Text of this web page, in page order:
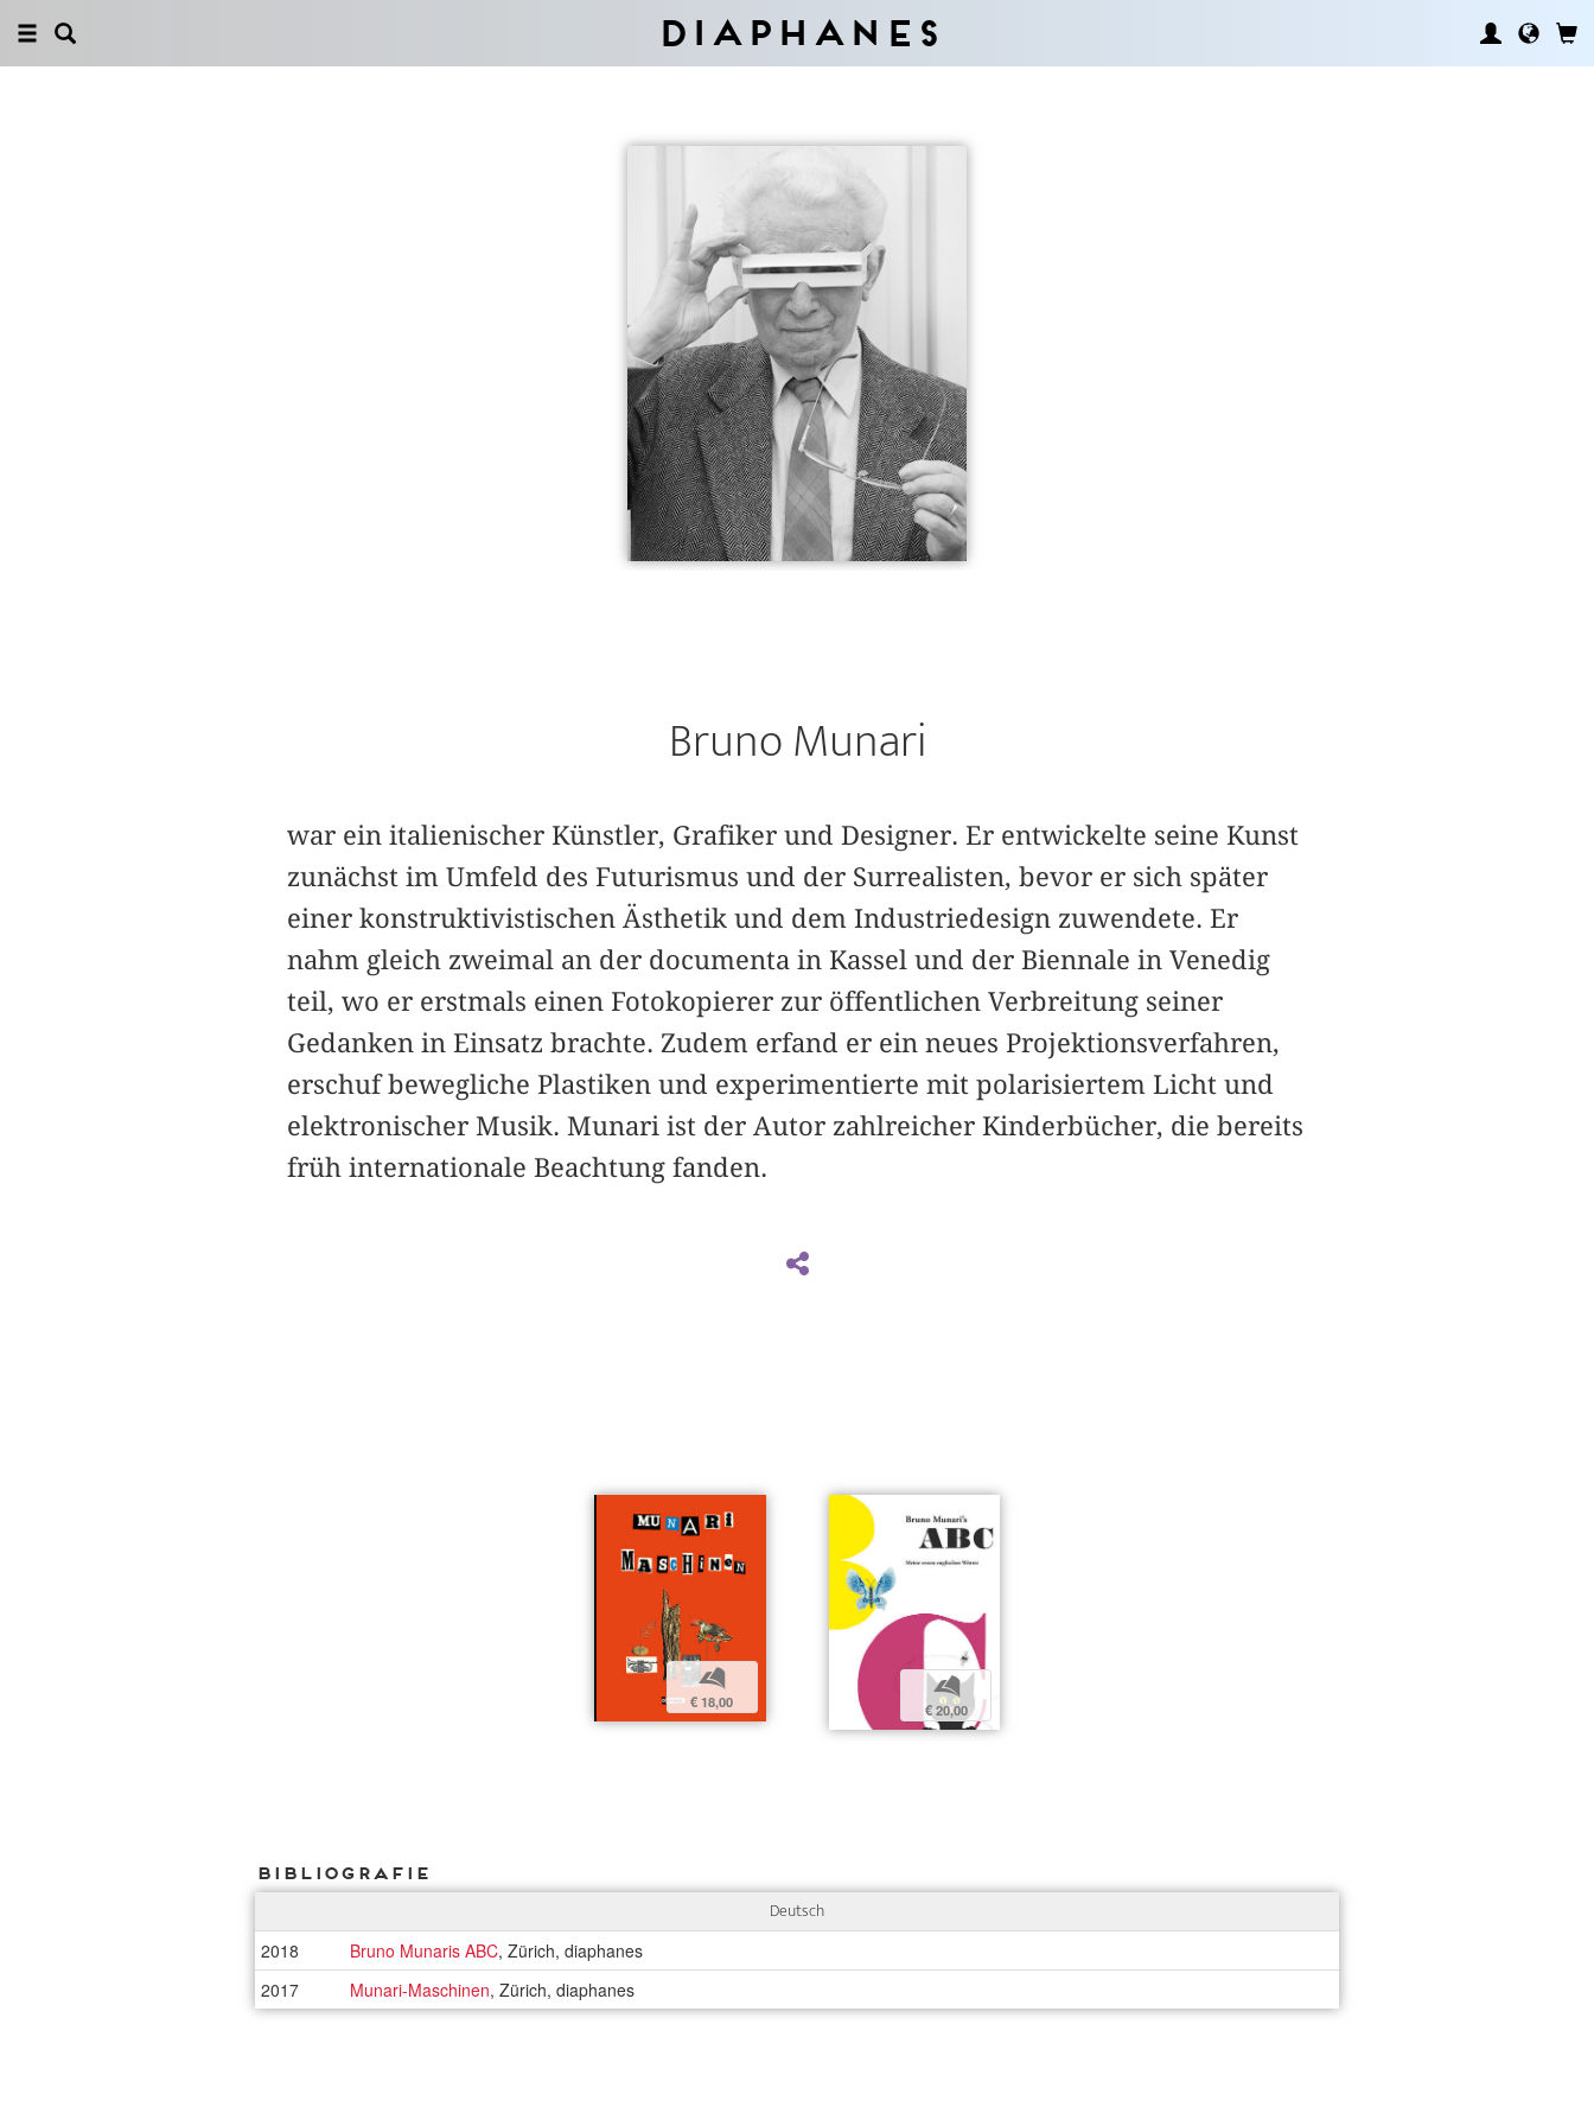
Diaphanes
Bruno Munari
war ein italienischer Künstler, Grafiker und Designer. Er entwickelte seine Kunst
zunächst im Umfeld des Futuris­mus und der Surrealisten, bevor er sich später
einer konstruktivistischen ­Ästhetik und dem Industriedesign zuwendete. Er
nahm gleich zweimal an der documenta in Kassel und der Biennale in Venedig
teil, wo er erstmals einen Fotokopierer zur öffentlichen Verbreitung seiner
Gedanken in Einsatz brachte. Zudem erfand er ein neues Projektionsverfahren,
erschuf bewegliche Plastiken und experimentierte mit polarisiertem Licht und
elektronischer Musik. Munari ist der Autor zahlreicher Kinderbücher, die bereits
früh internationale Beachtung fanden.
b
€ 18,00
b
€ 20,00
Bibliografie
Deutsch
2018 Bruno Munaris ABC, Zürich, diaphanes
2017
Munari-Maschinen, Zürich, diaphanes